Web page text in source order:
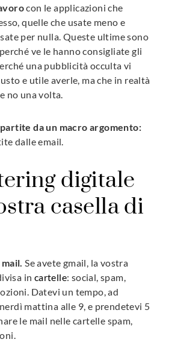
con le applicazioni che
quelle che usate meno e
per nulla. Queste ultime sono
ve le hanno consigliate gli
una pubblicità occulta vi
e utile averle, ma che in realtà
no una volta.
da un macro argomento:
dalle email.
digitale
casella di
Se avete gmail, la vostra
in cartelle: social, spam,
Datevi un tempo, ad
mattina alle 9, e prendetevi 5
le mail nelle cartelle spam,